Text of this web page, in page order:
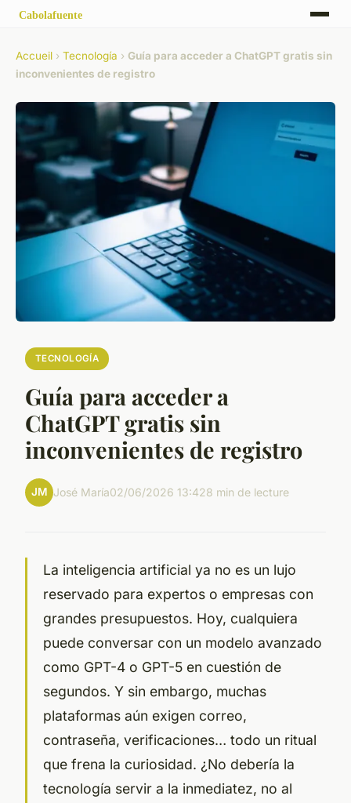
Accueil › Tecnología › Guía para acceder a ChatGPT gratis sin
inconvenientes de registro
TECNOLOGÍA
Guía para acceder a
ChatGPT gratis sin
inconvenientes de registro
JM José María02/06/2026 13:428 min de lecture
La inteligencia artificial ya no es un lujo
reservado para expertos o empresas con
grandes presupuestos. Hoy, cualquiera
puede conversar con un modelo avanzado
como GPT-4 o GPT-5 en cuestión de
segundos. Y sin embargo, muchas
plataformas aún exigen correo,
contraseña, verificaciones… todo un ritual
que frena la curiosidad. ¿No debería la
tecnología servir a la inmediatez, no al